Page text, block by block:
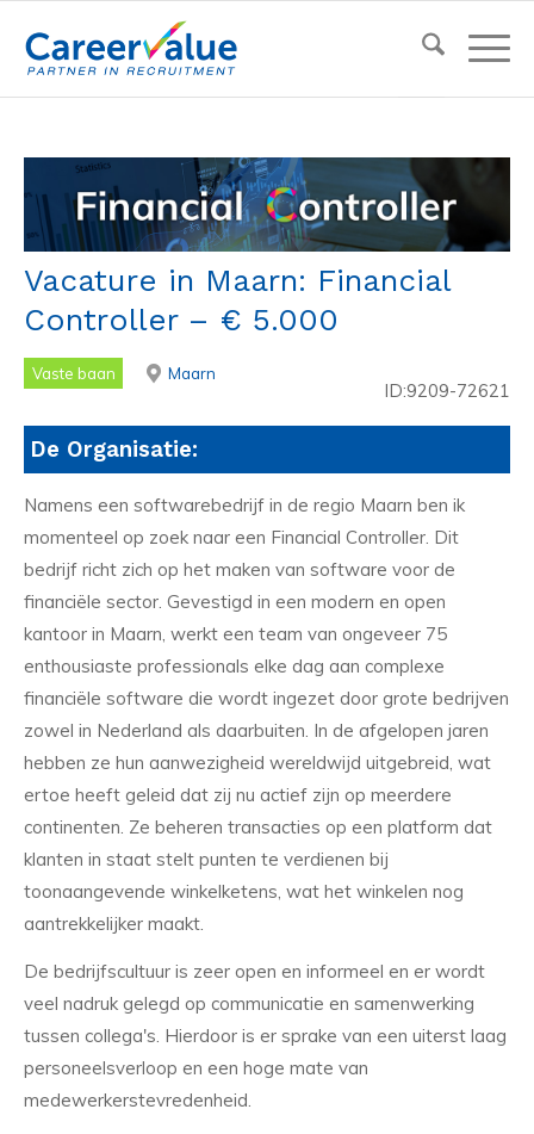
Vacature in Maarn: Financial
Controller – € 5.000
Vaste baan Maarn
ID:9209-72621
De Organisatie:
Namens een softwarebedrijf in de regio Maarn ben ik
momenteel op zoek naar een Financial Controller. Dit
bedrijf richt zich op het maken van software voor de
financiële sector. Gevestigd in een modern en open
kantoor in Maarn, werkt een team van ongeveer 75
enthousiaste professionals elke dag aan complexe
financiële software die wordt ingezet door grote bedrijven
zowel in Nederland als daarbuiten. In de afgelopen jaren
hebben ze hun aanwezigheid wereldwijd uitgebreid, wat
ertoe heeft geleid dat zij nu actief zijn op meerdere
continenten. Ze beheren transacties op een platform dat
klanten in staat stelt punten te verdienen bij
toonaangevende winkelketens, wat het winkelen nog
aantrekkelijker maakt.
De bedrijfscultuur is zeer open en informeel en er wordt
veel nadruk gelegd op communicatie en samenwerking
tussen collega's. Hierdoor is er sprake van een uiterst laag
personeelsverloop en een hoge mate van
medewerkerstevredenheid.